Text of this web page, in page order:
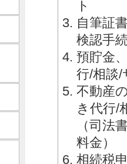
ト
自筆証
検認手
預貯金
行/相談/
不動産
き代行/
（司法
料金）
相続税